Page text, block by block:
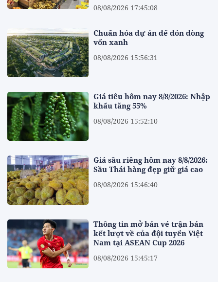
08/08/2026 17:45:08
Chuẩn hóa dự án để đón dòng
vốn xanh
08/08/2026 15:56:31
Giá tiêu hôm nay 8/8/2026: Nhập
khẩu tăng 55%
08/08/2026 15:52:10
Giá sầu riêng hôm nay 8/8/2026:
Sầu Thái hàng đẹp giữ giá cao
08/08/2026 15:46:40
Thông tin mở bán vé trận bán
kết lượt về của đội tuyển Việt
Nam tại ASEAN Cup 2026
08/08/2026 15:45:17